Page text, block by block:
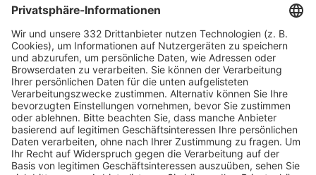
HÄUFIG BESUCHTE SEITEN
Pässe und Vereinswechsel
Trainerausbildung
Schulungsangebot Vereinsmitarbeiter
BFV-Geschäftsstellen
Trainerbörse
Login SpielPlus